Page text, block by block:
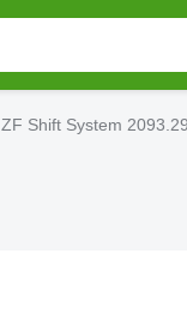
ZF Shift System